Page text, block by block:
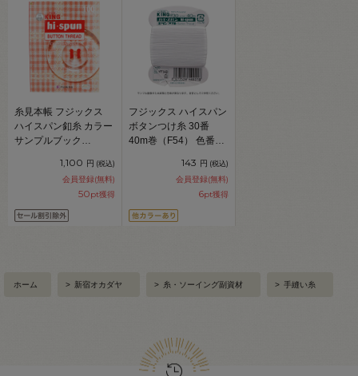
糸見本帳 フジックス
ハイスパン釦糸 カラー
サンプルブック
1,100 円 (税込)
会員登録(無料)
50pt獲得
フジックス ハイスパン
ボタンつけ糸 30番
40m巻（F54） 色番
143 円 (税込)
会員登録(無料)
6pt獲得
ホーム > 新宿オカダヤ > 糸・ソーイング副資材 > 手縫い糸